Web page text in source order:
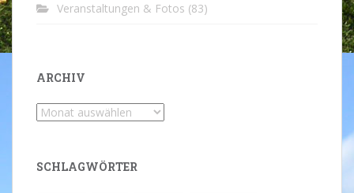
Veranstaltungen & Fotos (83)
ARCHIV
Archiv
SCHLAGWÖRTER